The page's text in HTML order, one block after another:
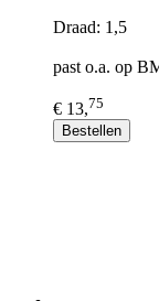
Draad: 1,5
past o.a. op
€ 13,75
Bestellen